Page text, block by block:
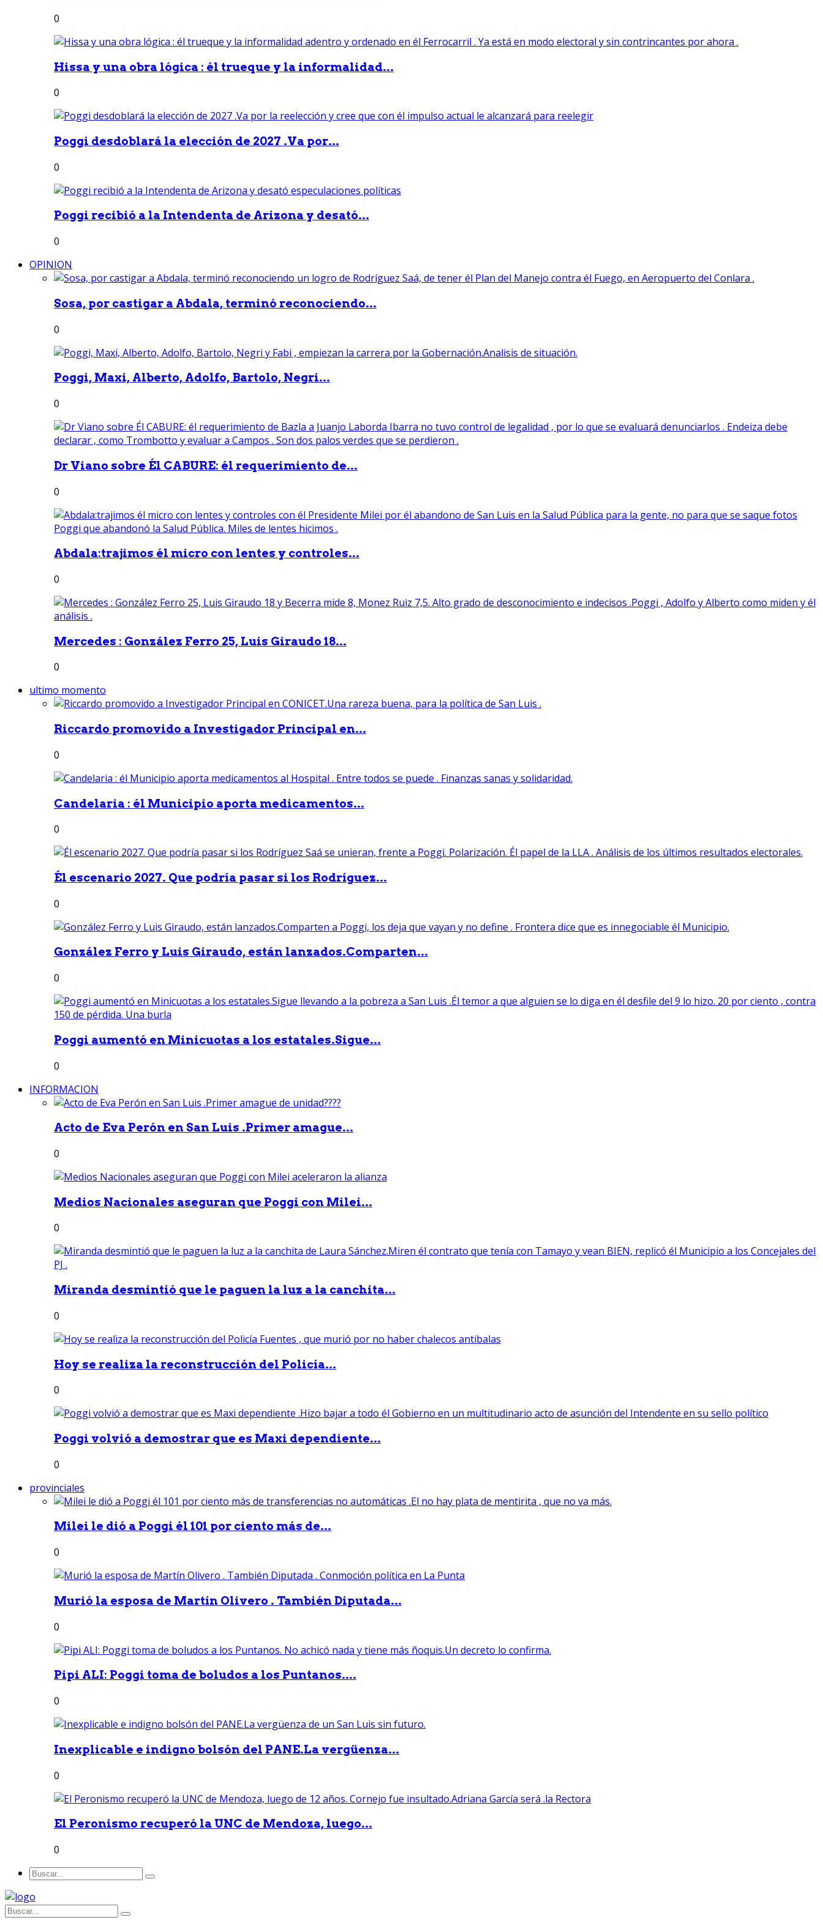
0
Hissa y una obra lógica : él trueque y la informalidad...
0
Poggi desdoblará la elección de 2027 .Va por...
0
Poggi recibió a la Intendenta de Arizona y desató...
0
OPINION
Sosa, por castigar a Abdala, terminó reconociendo...
0
Poggi, Maxi, Alberto, Adolfo, Bartolo, Negri...
0
Dr Viano sobre Él CABURE: él requerimiento de...
0
Abdala:trajimos él micro con lentes y controles...
0
Mercedes : González Ferro 25, Luis Giraudo 18...
0
ultimo momento
Riccardo promovido a Investigador Principal en...
0
Candelaria : él Municipio aporta medicamentos...
0
Él escenario 2027. Que podría pasar si los Rodríguez...
0
González Ferro y Luis Giraudo, están lanzados.Comparten...
0
Poggi aumentó en Minicuotas a los estatales.Sigue...
0
INFORMACION
Acto de Eva Perón en San Luis .Primer amague...
0
Medios Nacionales aseguran que Poggi con Milei...
0
Miranda desmintió que le paguen la luz a la canchita...
0
Hoy se realiza la reconstrucción del Policía...
0
Poggi volvió a demostrar que es Maxi dependiente...
0
provinciales
Milei le dió a Poggi él 101 por ciento más de...
0
Murió la esposa de Martín Olivero . También Diputada...
0
Pipi ALI: Poggi toma de boludos a los Puntanos....
0
Inexplicable e indigno bolsón del PANE.La vergüenza...
0
El Peronismo recuperó la UNC de Mendoza, luego...
0